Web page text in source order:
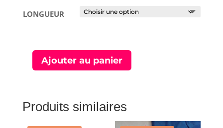
LONGUEUR
quantité
2m/3m/4,5m/6m
Ajouter au panier
Produits similaires